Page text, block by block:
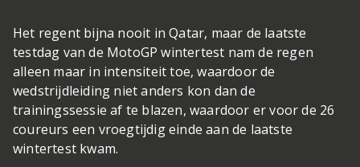
Het regent bijna nooit in Qatar, maar de laatste
testdag van de MotoGP wintertest nam de regen
alleen maar in intensiteit toe, waardoor de
wedstrijdleiding niet anders kon dan de
trainingssessie af te blazen, waardoor er voor de 26
coureurs een vroegtijdig einde aan de laatste
wintertest kwam.